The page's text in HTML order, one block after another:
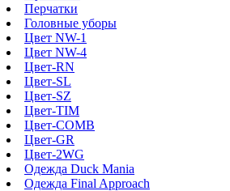
Перчатки
Головные уборы
Цвет NW-1
Цвет NW-4
Цвет-RN
Цвет-SL
Цвет-SZ
Цвет-TIM
Цвет-COMB
Цвет-GR
Цвет-2WG
Одежда Duck Mania
Одежда Final Approach